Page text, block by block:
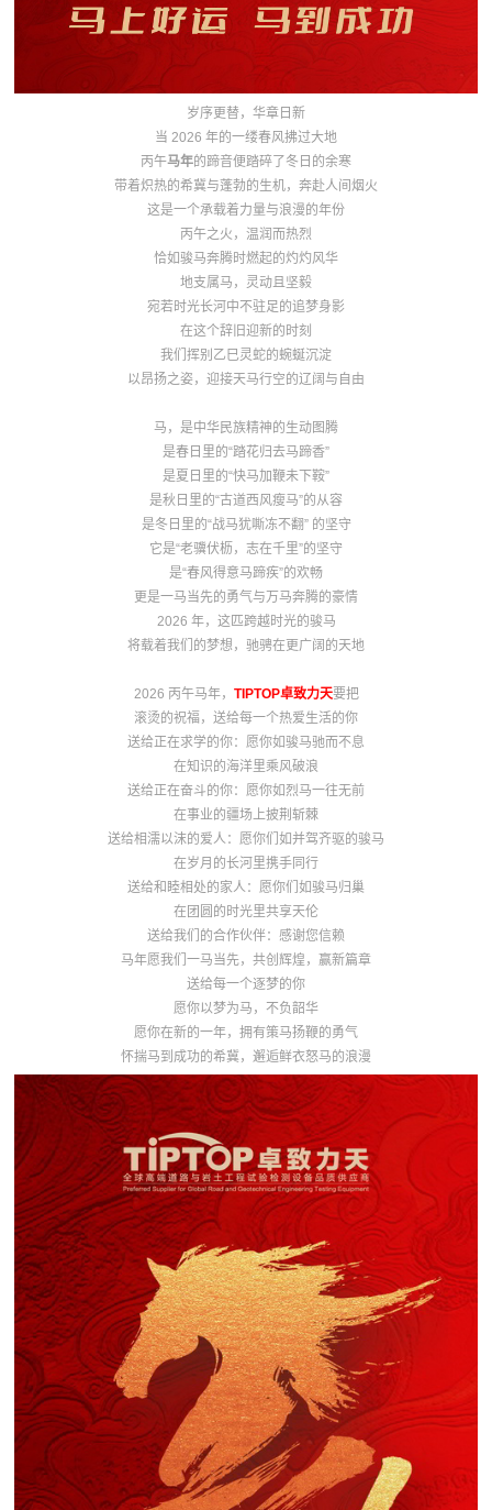
岁序更替，华章日新
当 2026 年的一缕春风拂过大地
丙午马年的蹄音便踏碎了冬日的余寒
带着炽热的希冀与蓬勃的生机，奔赴人间烟火
这是一个承载着力量与浪漫的年份
丙午之火，温润而热烈
恰如骏马奔腾时燃起的灼灼风华
地支属马，灵动且坚毅
宛若时光长河中不驻足的追梦身影
在这个辞旧迎新的时刻
我们挥别乙巳灵蛇的蜿蜒沉淀
以昂扬之姿，迎接天马行空的辽阔与自由
马，是中华民族精神的生动图腾
是春日里的“踏花归去马蹄香”
是夏日里的“快马加鞭未下鞍”
是秋日里的“古道西风瘦马”的从容
是冬日里的“战马犹嘶冻不翻” 的坚守
它是“老骥伏枥，志在千里”的坚守
是“春风得意马蹄疾”的欢畅
更是一马当先的勇气与万马奔腾的豪情
2026 年，这匹跨越时光的骏马
将载着我们的梦想，驰骋在更广阔的天地
2026 丙午马年， TIPTOP卓致力天要把
滚烫的祝福，送给每一个热爱生活的你
送给正在求学的你：愿你如骏马驰而不息
在知识的海洋里乘风破浪
送给正在奋斗的你：愿你如烈马一往无前
在事业的疆场上披荆斩棘
送给相濡以沫的爱人：愿你们如并驾齐驱的骏马
在岁月的长河里携手同行
送给和睦相处的家人：愿你们如骏马归巢
在团圆的时光里共享天伦
送给我们的合作伙伴：感谢您信赖
马年愿我们一马当先，共创辉煌，赢新篇章
送给每一个逐梦的你
愿你以梦为马，不负韶华
愿你在新的一年，拥有策马扬鞭的勇气
怀揣马到成功的希冀，邂逅鲜衣怒马的浪漫